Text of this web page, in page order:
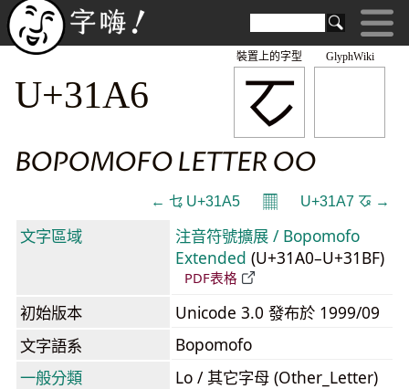
GlyphWiki
ㆦ
裝置上的字型
U+31A6
BOPOMOFO LETTER OO
← ㆥ U+31A5 𝄜 U+31A7 ㆧ →
文字區域
注音符號擴展 / Bopomofo
Extended (U+31A0–U+31BF)
PDF表格
初始版本
Unicode 3.0 發布於 1999/09
文字語系
Bopomofo
一般分類
Lo / 其它字母 (Other_Letter)